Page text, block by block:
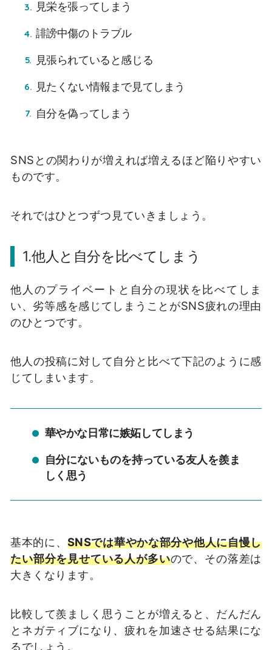
見栄を張ってしまう
誹謗中傷のトラブル
見張られていると感じる
見たくない情報まで見てしまう
自分を偽ってしまう
SNSとの関わりが増えれば増えるほど陥りやすい
ものです。
それではひとつずつ見ていきましょう。
1.他人と自分を比べてしまう
他人のプライベートと自分の現状を比べてしま
い、劣等感を感じてしまうことがSNS疲れの理由
のひとつです。
他人の投稿に対して自分と比べて下記のように感
じてしまいます。
華やかな日常に嫉妬してしまう
自分にないものを持っている友人を羨ま
しく思う
基本的に、 SNSでは華やかな部分や他人に自慢し
たい部分を見せている人が多いので、その落差は
大きくなります。
比較して羨ましく思うことが増えると、だんだん
とネガティブになり、疲れを加速させる結果にな
るでしょう。